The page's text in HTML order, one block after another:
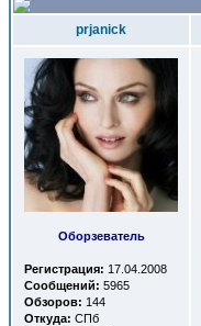
prjanick
Оборзеватель
Регистрация: 17.04.2008
Сообщений: 5965
Обзоров: 144
Откуда: СПб